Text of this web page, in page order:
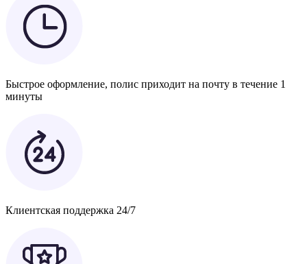
Быстрое оформление, полис приходит на почту в течение 1
минуты
Клиентская поддержка 24/7